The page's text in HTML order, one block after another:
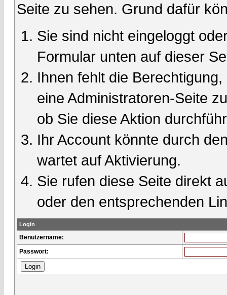
Seite zu sehen. Grund dafür
Sie sind nicht eingeloggt
Formular unten auf dieser
Ihnen fehlt die
eine Administratoren-Seite
ob Sie diese Aktion
Ihr Account könnte durch
wartet auf Aktivierung.
Sie rufen diese Seite direkt
oder den entsprechenden
Login
Benutzername:
Passwort: